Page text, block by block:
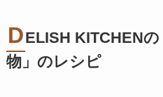
DELISH KITCHENの
物」のレシピ